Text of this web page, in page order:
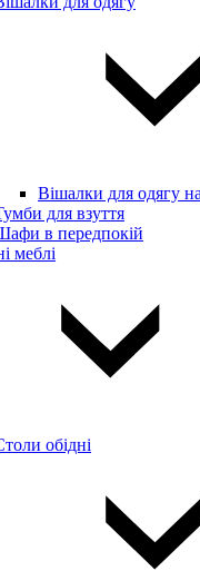
Вішалки для одягу
для взуття
в передпокій
меблі
обідні